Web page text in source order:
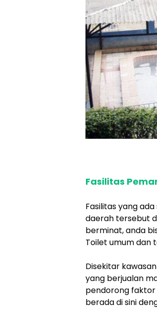
Fasilitas
Fasilitas yang
daerah tersebut
berminat, anda
Toilet umum dan
Disekitar
yang berjualan
pendorong
berada di sini